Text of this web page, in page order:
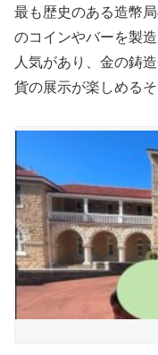
最も歴史のある造幣
のコインやバーを製
人気があり、金の鋳
貨の展示が楽しめる